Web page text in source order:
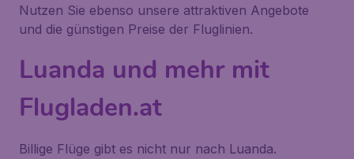
Nutzen Sie ebenso unsere attraktiven Angebote
und die günstigen Preise der Fluglinien.
Luanda und mehr mit
Flugladen.at
Billige Flüge gibt es nicht nur nach Luanda.